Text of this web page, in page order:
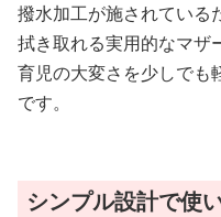
撥水加工が施されている
拭き取れる実用的なマザ
育児の大変さを少しでも
です。
シンプル設計で使